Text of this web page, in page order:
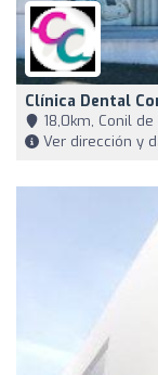
Clínica Dental
18,0km, Conil
Ver dirección y